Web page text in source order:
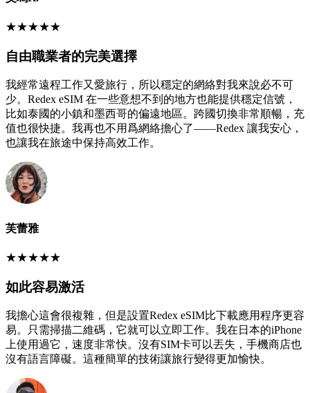
★★★★★
自由職業者的完美選擇
我經常遠程工作又愛旅行，所以穩定的網絡對我來說必不可
少。Redex eSIM 在一些意想不到的地方也能提供穩定信號，
比如泰國的小鎮和墨西哥的偏遠地區。跨國切換非常順暢，充
值也很快捷。我再也不用爲網絡擔心了——Redex 讓我安心，
也讓我在旅途中保持高效工作。
芙蕾雅
★★★★★
如此容易激活
我擔心這會很複雜，但是設置Redex eSIM比下載應用程序更容
易。只需掃描二維碼，它就可以立即工作。我在日本的iPhone
上使用過它，速度非常快。沒有SIM卡可以丟失，手機商店也
沒有語言障礙。這種簡單的技術讓旅行變得更加愉快。